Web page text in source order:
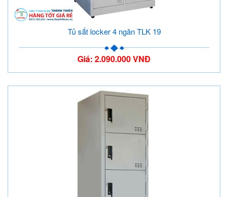
Tủ sắt locker 4 ngăn TLK 19
Giá: 2.090.000 VNĐ